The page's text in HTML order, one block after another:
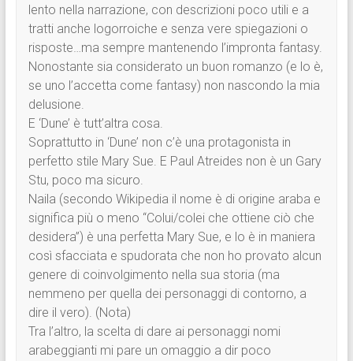
lento nella narrazione, con descrizioni poco utili e a
tratti anche logorroiche e senza vere spiegazioni o
risposte…ma sempre mantenendo l’impronta fantasy.
Nonostante sia considerato un buon romanzo (e lo è,
se uno l’accetta come fantasy) non nascondo la mia
delusione.
E ‘Dune’ è tutt’altra cosa.
Soprattutto in ‘Dune’ non c’è una protagonista in
perfetto stile Mary Sue. E Paul Atreides non è un Gary
Stu, poco ma sicuro.
Naila (secondo Wikipedia il nome è di origine araba e
significa più o meno “Colui/colei che ottiene ciò che
desidera”) è una perfetta Mary Sue, e lo è in maniera
così sfacciata e spudorata che non ho provato alcun
genere di coinvolgimento nella sua storia (ma
nemmeno per quella dei personaggi di contorno, a
dire il vero). (Nota)
Tra l’altro, la scelta di dare ai personaggi nomi
arabeggianti mi pare un omaggio a dir poco